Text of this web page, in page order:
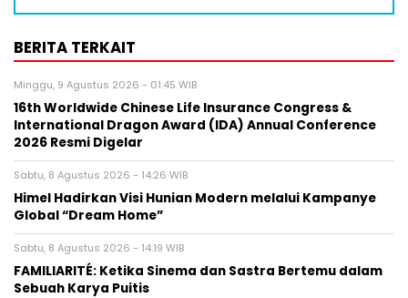
BERITA TERKAIT
Minggu, 9 Agustus 2026 - 01:45 WIB
16th Worldwide Chinese Life Insurance Congress &
International Dragon Award (IDA) Annual Conference
2026 Resmi Digelar
Sabtu, 8 Agustus 2026 - 14:26 WIB
Himel Hadirkan Visi Hunian Modern melalui Kampanye
Global “Dream Home”
Sabtu, 8 Agustus 2026 - 14:19 WIB
FAMILIARITÉ: Ketika Sinema dan Sastra Bertemu dalam
Sebuah Karya Puitis